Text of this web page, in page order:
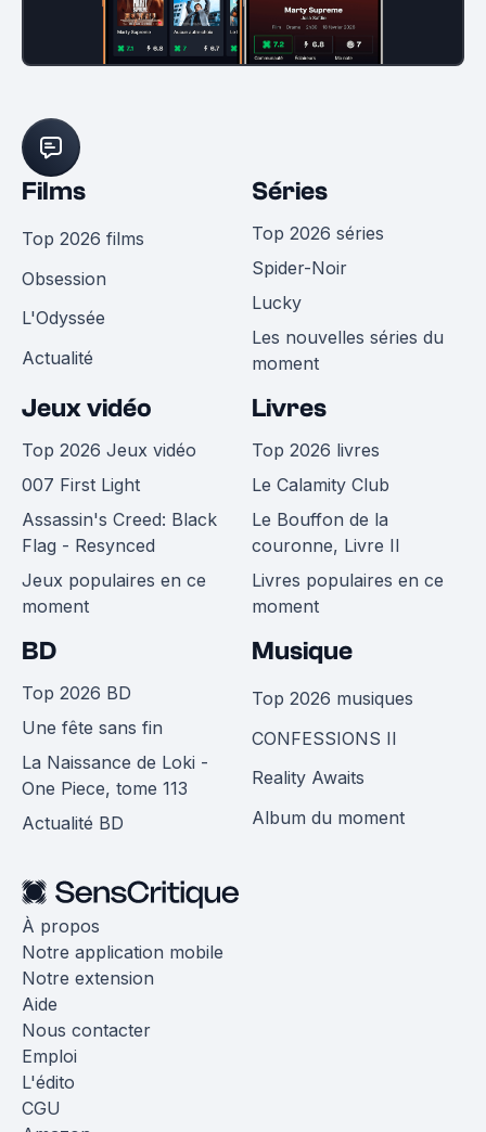
Films
Top 2026 films
Obsession
L'Odyssée
Actualité
Séries
Top 2026 séries
Spider-Noir
Lucky
Les nouvelles séries du
moment
Jeux vidéo
Top 2026 Jeux vidéo
007 First Light
Assassin's Creed: Black
Flag - Resynced
Jeux populaires en ce
moment
Livres
Top 2026 livres
Le Calamity Club
Le Bouffon de la
couronne, Livre II
Livres populaires en ce
moment
BD
Top 2026 BD
Une fête sans fin
La Naissance de Loki -
One Piece, tome 113
Actualité BD
Musique
Top 2026 musiques
CONFESSIONS II
Reality Awaits
Album du moment
À propos
Notre application mobile
Notre extension
Aide
Nous contacter
Emploi
L'édito
CGU